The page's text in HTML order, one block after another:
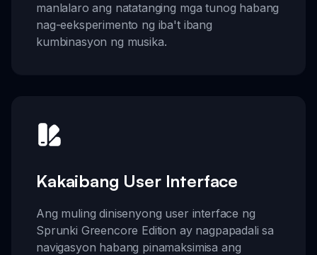
manlalaro ang natatanging mga tunog habang
nag-eeksperimento ng iba't ibang
kumbinasyon ng musika.
Kakaibang User Interface
Ang muling dinisenyong user interface ng
Sprunki Greencore Edition ay nagpapadali sa
navigasyon habang pinamaksimisa ang